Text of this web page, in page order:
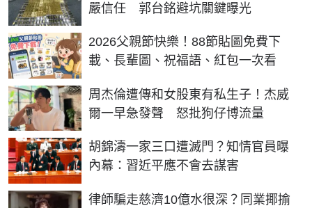
嚴信任 郭台銘避坑關鍵曝光
2026父親節快樂！88節貼圖免費下
載、長輩圖、祝福語、紅包一次看
周杰倫遭傳和女股東有私生子！杰威
爾一早急發聲 怒批狗仔博流量
胡錦濤一家三口遭滅門？知情官員曝
內幕：習近平應不會去謀害
律師騙走慈濟10億水很深？同業揶揄